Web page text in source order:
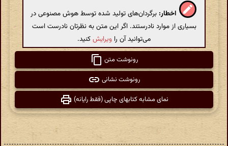
اخطار: برگردان‌های تولید شده توسط هوش مصنوعی در
بسیاری از موارد نادرستند. اگر این متن به نظرتان نادرست است
می‌توانید آن را ویرایشکنید.
رونوشت متن
رونوشت نشانی
نمای مشابه کتابهای چاپی (فقط رایانه)